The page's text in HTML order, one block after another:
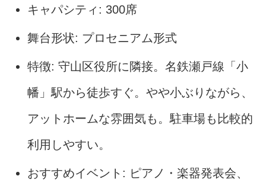
キャパシティ: 300席
舞台形状: プロセニアム形式
特徴: 守山区役所に隣接。名鉄瀬戸線「小
幡」駅から徒歩すぐ。やや小ぶりながら、
アットホームな雰囲気も。駐車場も比較的
利用しやすい。
おすすめイベント: ピアノ・楽器発表会、